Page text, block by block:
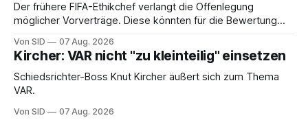
Der frühere FIFA-Ethikchef verlangt die Offenlegung
möglicher Vorverträge. Diese könnten für die Bewertung
Von SID 07 Aug. 2026
Kircher: VAR nicht "zu kleinteilig" einsetzen
Schiedsrichter-Boss Knut Kircher äußert sich zum Thema
VAR.
Von SID 07 Aug. 2026